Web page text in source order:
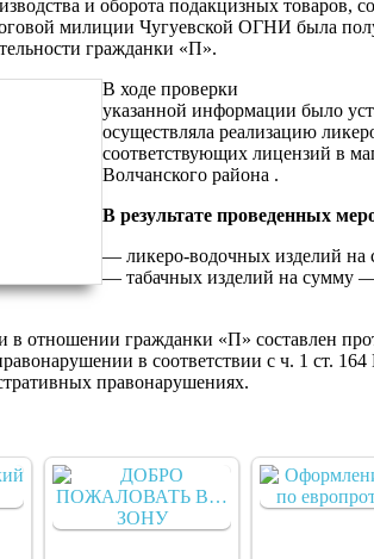
и оборота подакцизных товаров,
милиции Чугуевской ОГНИ была
гражданки «П».
В ходе проверки
указанной информации было
осуществляла реализацию
соответствующих лицензий в
Волчанского района .
В результате проведенных
— ликеро-водочных изделий на
— табачных изделий на сумму
в отношении гражданки «П» составлен
в соответствии с ч. 1 ст. 164
правонарушениях.